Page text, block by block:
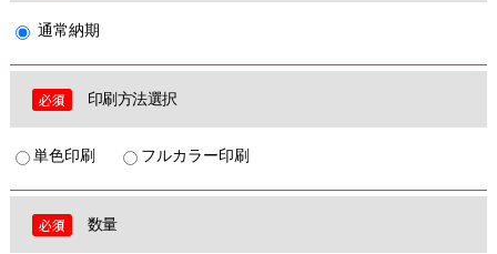
通常納期
印刷方法選択
単色印刷 フルカラー印刷
数量